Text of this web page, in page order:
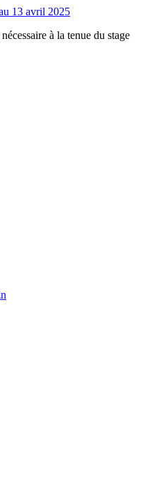
13 avril 2025
à la tenue du stage